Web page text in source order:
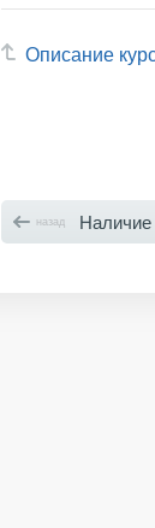
Описание
назад Наличие